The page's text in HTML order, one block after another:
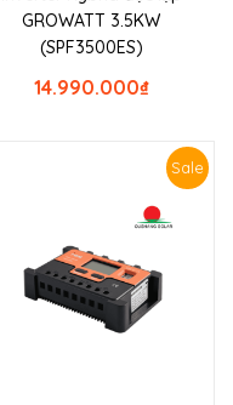
GROWATT 3.5KW
(SPF3500ES)
₫
14.990.000
Sale